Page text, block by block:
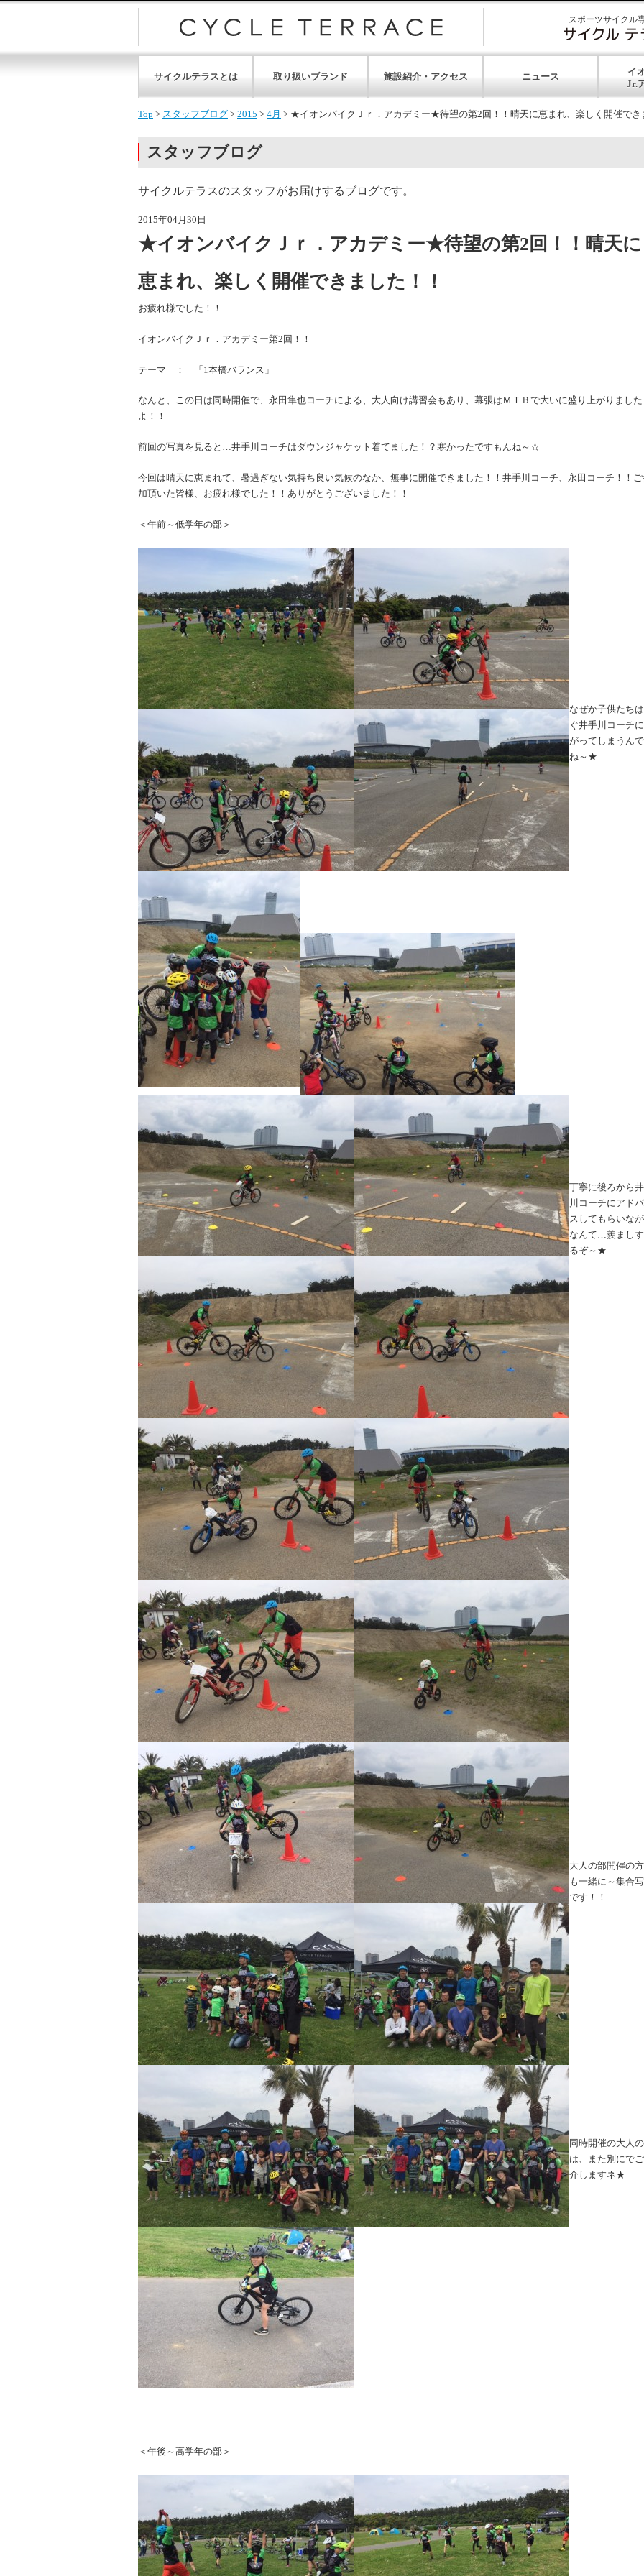
スポーツサイクル
サイクルテラスとは 取り扱いブランド 施設紹介・アクセス ニュース イ
Top > スタッフブログ > 2015 > 4月 > ★イオンバイクＪｒ．アカデミー★待望の第2回！！晴天に恵まれ、楽しく開催でき
スタッフブログ
サイクルテラスのスタッフがお届けするブログです。
2015年04月30日
★イオンバイクＪｒ．アカデミー★待望の第2回！！晴天に
恵まれ、楽しく開催できました！！
お疲れ様でした！！
イオンバイクＪｒ．アカデミー第2回！！
テーマ ： 「1本橋バランス」
なんと、この日は同時開催で、永田隼也コーチによる、大人向け講習会もあり、幕張はＭＴＢで大いに盛り上がりました
よ！！
前回の写真を見ると…井手川コーチはダウンジャケット着てました！？寒かったですもんね～☆
今回は晴天に恵まれて、暑過ぎない気持ち良い気候のなか、無事に開催できました！！井手川コーチ、永田コーチ！！
加頂いた皆様、お疲れ様でした！！ありがとうございました！！
＜午前～低学年の部＞
なぜか子供たち
ぐ井手川コーチ
がってしまうん
ね～★
丁寧に後ろから
川コーチにアド
スしてもらいな
なんて…羨まし
るぞ～★
大人の部開催の
も一緒に～集合
です！！
同時開催の大人
は、また別にで
介しますネ★
＜午後～高学年の部＞